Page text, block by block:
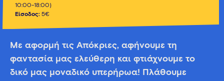
10:00-18:00)
Είσοδος: 5€
Με αφορμή τις Απόκριες, αφήνουμε τη
φαντασία μας ελεύθερη και φτιάχνουμε το
δικό μας μοναδικό υπερήρωα! Πλάθουμε